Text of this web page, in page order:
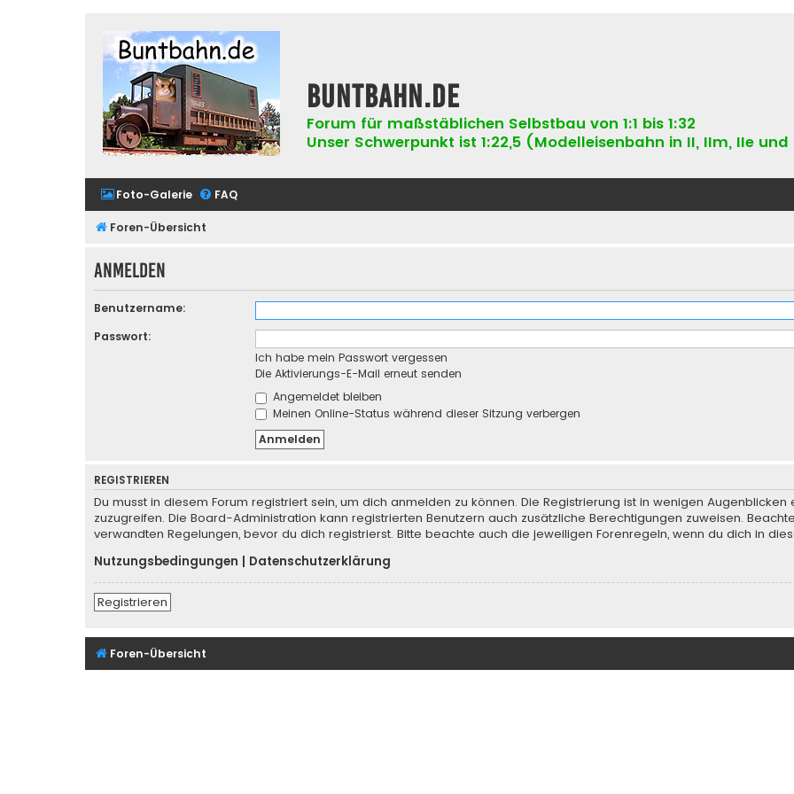
buntbahn.de
Forum für maßstäblichen Selbstbau von 1:1 bis 1:32
Unser Schwerpunkt ist 1:22,5 (Modelleisenbahn in II, IIm, IIe
Foto-Galerie FAQ
Foren-Übersicht
Anmelden
Benutzername:
Passwort:
Ich habe mein Passwort vergessen
Die Aktivierungs-E-Mail erneut senden
Angemeldet bleiben
Meinen Online-Status während dieser Sitzung verbergen
REGISTRIEREN
Du musst in diesem Forum registriert sein, um dich anmelden zu können. Die Registrierung ist in wenigen
zuzugreifen. Die Board-Administration kann registrierten Benutzern auch zusätzliche Berechtigungen zuweisen.
verwandten Regelungen, bevor du dich registrierst. Bitte beachte auch die jeweiligen Forenregeln, wenn du dich in
Nutzungsbedingungen
Datenschutzerklärung
Registrieren
Foren-Übersicht